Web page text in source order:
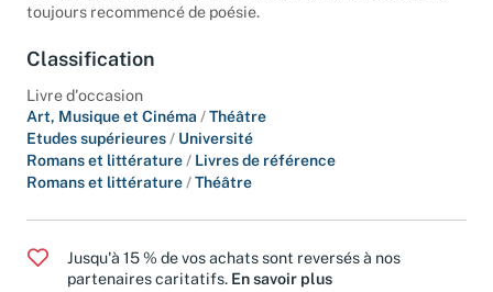
toujours recommencé de poésie.
Classification
Livre d'occasion
Art, Musique et Cinéma /Théâtre
Etudes supérieures / Université
Romans et littérature / Livres de référence
Romans et littérature /Théâtre
Jusqu'à 15 % de vos achats sont reversés à nos
partenaires caritatifs. En savoir plus